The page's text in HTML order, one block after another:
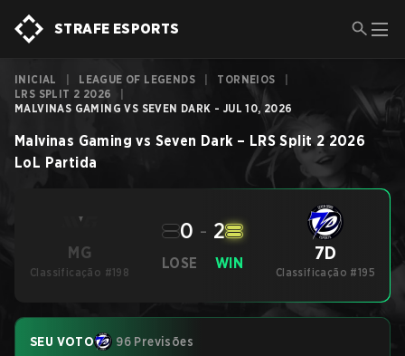
STRAFE ESPORTS
INICIAL LEAGUE OF LEGENDS TORNEIOS
LRS SPLIT 2 2026
MALVINAS GAMING VS SEVEN DARK - JUL 10, 2026
Malvinas Gaming vs Seven Dark – LRS Split 2 2026
LoL Partida
MG
Classificação #198
LOSE
0 - 2
WIN 7D
Classificação #195
SEU VOTO 96 Previsões